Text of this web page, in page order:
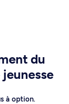
du
à option.